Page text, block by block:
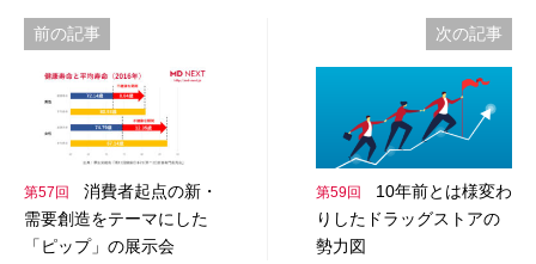
投
稿
ゲ
ー
前の記事
第57回
消費者起点の新・
需要創造をテーマにした
「ピップ」の展示会
次の記事
第59回
10年前とは様変わ
りしたドラッグストアの
勢力図